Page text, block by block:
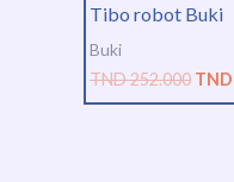
Tibo robot Buki
Buki
TND252.000 TND